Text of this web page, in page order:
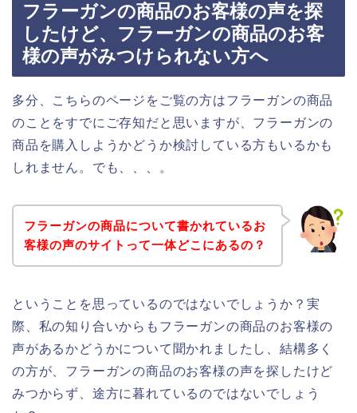
フラーガンの商品のお客様の声を探
したけど、フラーガンの商品のお客
様の声がみつけられない方へ
多分、こちらのページをご覧の方はフラーガンの商品
のことをすでにご存知だと思いますが、フラーガンの
商品を購入しようかどうか検討している方もいるかも
しれません。でも、、、。
フラーガンの商品について書かれているお
客様の声のサイトって一体どこにあるの？
ということを思っているのではないでしょうか？実
際、私の知り合いからもフラーガンの商品のお客様の
声があるかどうかについて聞かれましたし、結構多く
の方が、フラーガンの商品のお客様の声を探したけど
みつからず、途方に暮れているのではないでしょう